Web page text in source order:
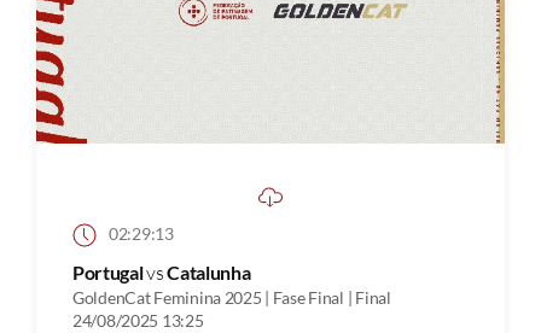
02:29:13
PortugalvsCatalunha
GoldenCat Feminina 2025 | Fase Final | Final
24/08/2025 13:25